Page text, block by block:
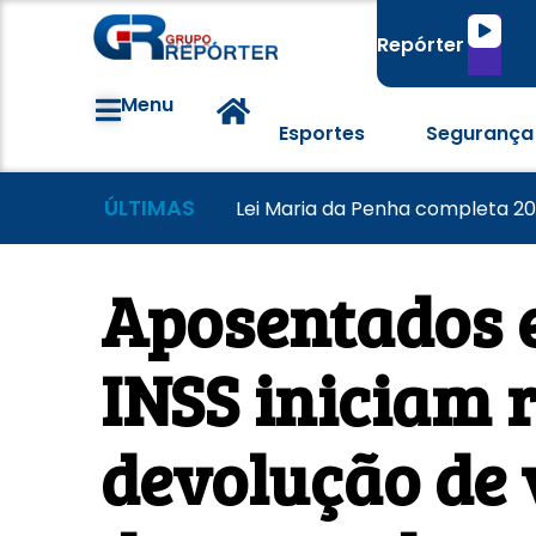
Repórter
Tocador
áudio
Menu
Esportes
Segurança
ÚLTIMAS Famílias brasileiras perderam
Morador tem casa destruída
Lei Maria da Penha completa
Aposentados
INSS iniciam
devolução